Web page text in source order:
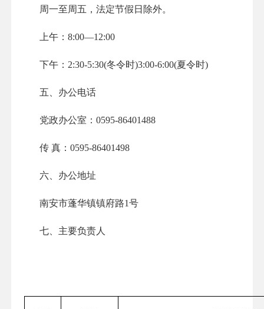
周一至周五，法定节假日除外。
上午：8:00—12:00
下午：2:30-5:30(冬令时)3:00-6:00(夏令时)
五、办公电话
党政办公室：0595-86401488
传 真：0595-86401498
六、办公地址
南安市蓬华镇镇府路1号
七、主要负责人